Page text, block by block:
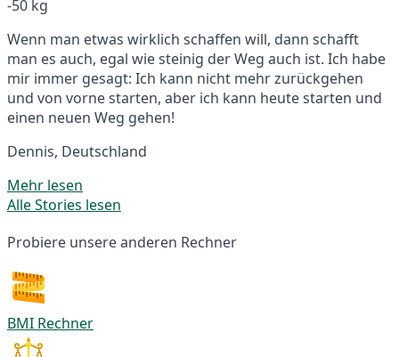
-50 kg
Wenn man etwas wirklich schaffen will, dann schafft
man es auch, egal wie steinig der Weg auch ist. Ich habe
mir immer gesagt: Ich kann nicht mehr zurückgehen
und von vorne starten, aber ich kann heute starten und
einen neuen Weg gehen!
Dennis, Deutschland
Mehr lesen
Alle Stories lesen
Probiere unsere anderen Rechner
BMI Rechner